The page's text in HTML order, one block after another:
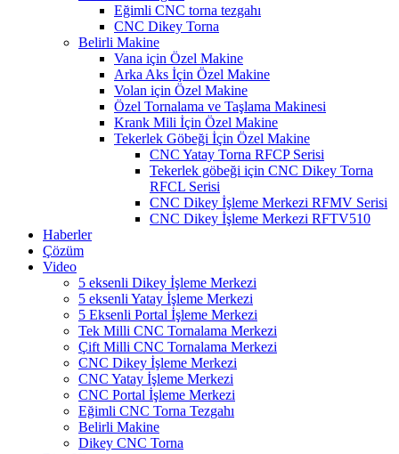
Eğimli CNC torna tezgahı
CNC Dikey Torna
Belirli Makine
Vana için Özel Makine
Arka Aks İçin Özel Makine
Volan için Özel Makine
Özel Tornalama ve Taşlama Makinesi
Krank Mili İçin Özel Makine
Tekerlek Göbeği İçin Özel Makine
CNC Yatay Torna RFCP Serisi
Tekerlek göbeği için CNC Dikey Torna
RFCL Serisi
CNC Dikey İşleme Merkezi RFMV Serisi
CNC Dikey İşleme Merkezi RFTV510
Haberler
Çözüm
Video
5 eksenli Dikey İşleme Merkezi
5 eksenli Yatay İşleme Merkezi
5 Eksenli Portal İşleme Merkezi
Tek Milli CNC Tornalama Merkezi
Çift Milli CNC Tornalama Merkezi
CNC Dikey İşleme Merkezi
CNC Yatay İşleme Merkezi
CNC Portal İşleme Merkezi
Eğimli CNC Torna Tezgahı
Belirli Makine
Dikey CNC Torna